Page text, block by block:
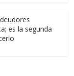
es la segunda